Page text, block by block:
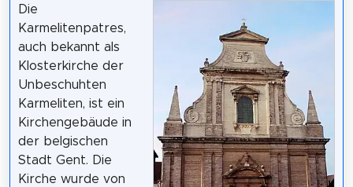
Die
Karmelitenpatres,
auch bekannt als
Klosterkirche der
Unbeschuhten
Karmeliten, ist ein
Kirchengebäude in
der belgischen
Stadt Gent. Die
Kirche wurde von